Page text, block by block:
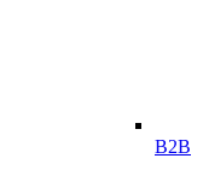
B2B